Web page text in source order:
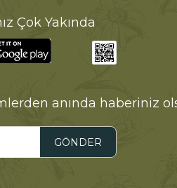
Çok Yakında
anında haberiniz
GÖNDER